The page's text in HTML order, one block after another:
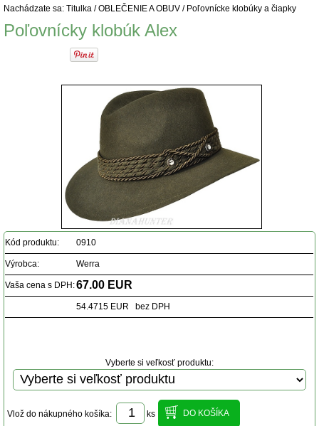
Nachádzate sa: Titulka /OBLEČENIE A OBUV / Poľovnícke klobúky a čiapky
Poľovnícky klobúk Alex
Kód produktu: 0910
Výrobca: Werra
Vaša cena s DPH:67.00 EUR
54.4715 EUR bez DPH
Vyberte si veľkosť produktu:
Vlož do nákupného košíka: ks